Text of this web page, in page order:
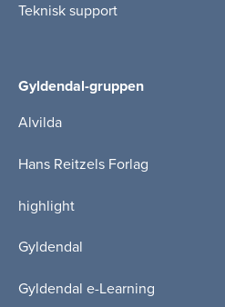
Teknisk support
Gyldendal-gruppen
Alvilda
Hans Reitzels Forlag
highlight
Gyldendal
Gyldendal e-Learning